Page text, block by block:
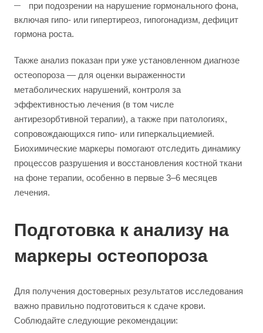
при подозрении на нарушение гормонального фона,
включая гипо- или гипертиреоз, гипогонадизм, дефицит
гормона роста.
Также анализ показан при уже установленном диагнозе
остеопороза — для оценки выраженности
метаболических нарушений, контроля за
эффективностью лечения (в том числе
антирезорбтивной терапии), а также при патологиях,
сопровождающихся гипо- или гиперкальциемией.
Биохимические маркеры помогают отследить динамику
процессов разрушения и восстановления костной ткани
на фоне терапии, особенно в первые 3–6 месяцев
лечения.
Подготовка к анализу на
маркеры остеопороза
Для получения достоверных результатов исследования
важно правильно подготовиться к сдаче крови.
Соблюдайте следующие рекомендации: